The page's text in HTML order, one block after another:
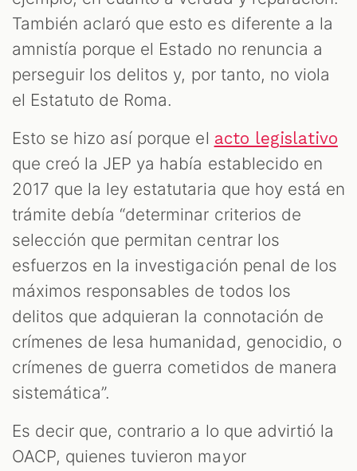
También aclaró que esto es diferente a la
amnistía porque el Estado no renuncia a
perseguir los delitos y, por tanto, no viola
el Estatuto de Roma.
Esto se hizo así porque el acto legislativo
que creó la JEP ya había establecido en
2017 que la ley estatutaria que hoy está en
trámite debía “determinar criterios de
selección que permitan centrar los
esfuerzos en la investigación penal de los
máximos responsables de todos los
delitos que adquieran la connotación de
crímenes de lesa humanidad, genocidio, o
crímenes de guerra cometidos de manera
sistemática”.
Es decir que, contrario a lo que advirtió la
OACP, quienes tuvieron mayor